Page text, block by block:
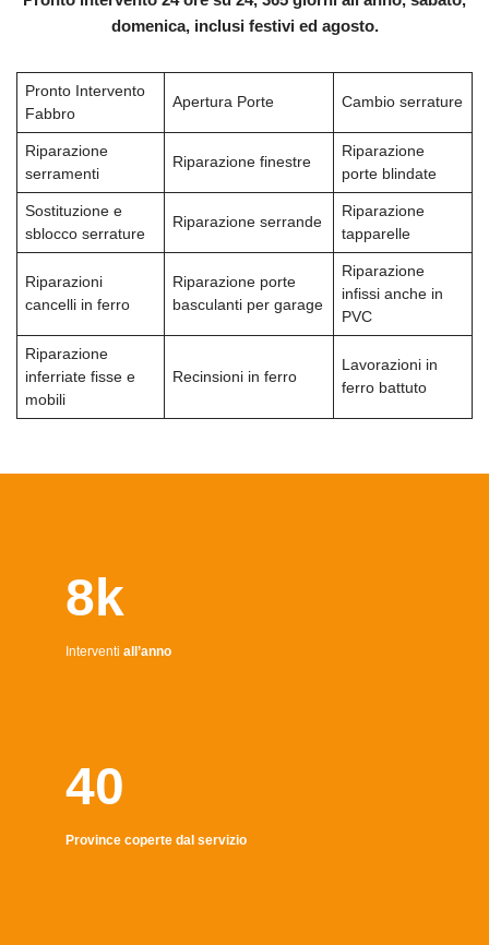
domenica, inclusi festivi ed agosto.
Pronto Intervento
Fabbro
Apertura Porte Cambio serrature
Riparazione
serramenti
Riparazione finestre
Riparazione
porte blindate
Sostituzione e
sblocco serrature
Riparazione serrande
Riparazione
tapparelle
Riparazioni
cancelli in ferro
Riparazione porte
basculanti per garage
Riparazione
infissi anche in
PVC
Riparazione
inferriate fisse e
mobili
Recinsioni in ferro
Lavorazioni in
ferro battuto
8k
Interventi all’anno
40
Province coperte dal servizio